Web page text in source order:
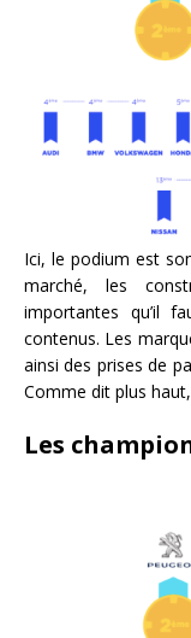
Ici, le podium est
marché, les
importantes qu’il
contenus. Les
ainsi des prises de
Comme dit plus
Les